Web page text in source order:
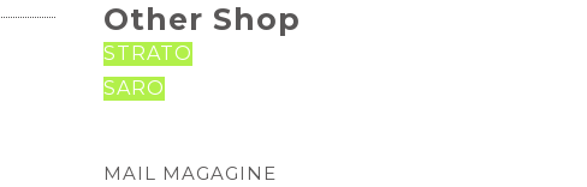
Other Shop
STRATO
SARO
MAIL MAGAGINE